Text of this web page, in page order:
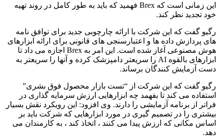
این زمانی است که Brex فهمید که باید به طور کامل در روند تهیه
خود تجدید نظر کند.
رگیو گفت که این شرکت با ارائه چارچوبی جدید برای توافق نامه
های پردازش داده ها و اعتبارسنجی های قانونی برای ارائه ابزارهای
هوش مصنوعی آغاز شده است. این امر به Brex اجازه می داد تا
ابزارهای بالقوه AI را سریعتر دامپزشک کرده و آنها را سریعتر به
دست آزمایش کنندگان برساند.
رگیو گفت که این شرکت از “تست بازار محصول فوق بشری”
استفاده می کند تا بفهمد چه ابزارهایی ارزش سرمایه گذاری در
فراتر از برنامه آزمایشی را دارند. وی افزود: این رویکرد نقش بسیار
بیشتری را در تصمیم گیری در مورد ابزارهایی که شرکت باید بر
اساس مکانی که ارزش پیدا می کنند ، اتخاذ کند ، به کارمندان می
دهد.